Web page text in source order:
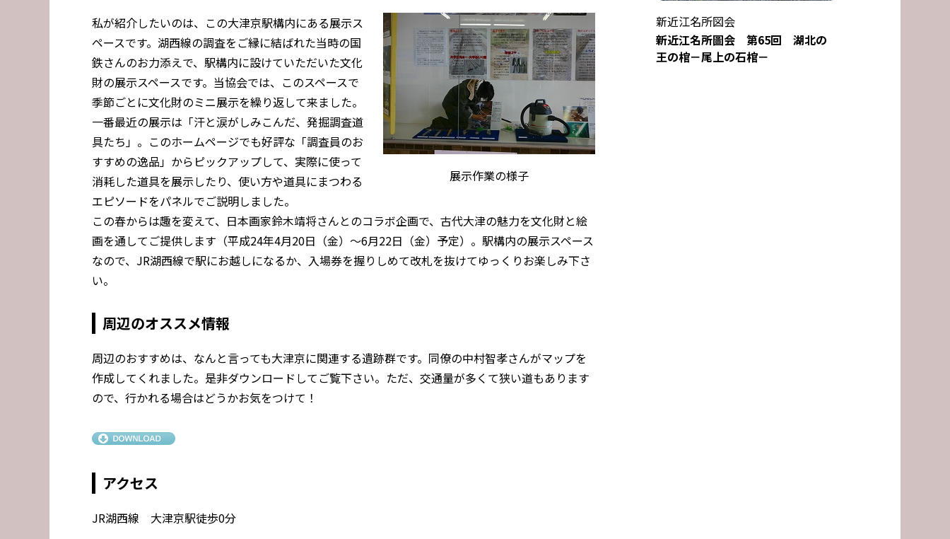
展示作業の様子
私が紹介したいのは、この大津京駅構内にある展示ス
ペースです。湖西線の調査をご縁に結ばれた当時の国
鉄さんのお力添えで、駅構内に設けていただいた文化
財の展示スペースです。当協会では、このスペースで
季節ごとに文化財のミニ展示を繰り返して来ました。
一番最近の展示は「汗と涙がしみこんだ、発掘調査道
具たち」。このホームページでも好評な「調査員のお
すすめの逸品」からピックアップして、実際に使って
消耗した道具を展示したり、使い方や道具にまつわる
エピソードをパネルでご説明しました。
この春からは趣を変えて、日本画家鈴木靖将さんとのコラボ企画で、古代大津の魅力を文化財と絵
画を通してご提供します（平成24年4月20日（金）～6月22日（金）予定）。駅構内の展示スペース
なので、JR湖西線で駅にお越しになるか、入場券を握りしめて改札を抜けてゆっくりお楽しみ下さ
い。
周辺のオススメ情報
周辺のおすすめは、なんと言っても大津京に関連する遺跡群です。同僚の中村智孝さんがマップを
作成してくれました。是非ダウンロードしてご覧下さい。ただ、交通量が多くて狭い道もあります
ので、行かれる場合はどうかお気をつけて！
アクセス
JR湖西線 大津京駅徒歩0分
新近江名所図会
新近江名所圖会 第65回 湖北の
王の棺－尾上の石棺－